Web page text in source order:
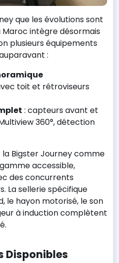
que les évolutions sont
Maroc intègre désormais
plusieurs équipements
:
toit et rétroviseurs
: capteurs avant et
360°, détection
Bigster Journey comme
accessible,
des concurrents
La sellerie spécifique
le hayon motorisé, le son
à induction complètent
Disponibles